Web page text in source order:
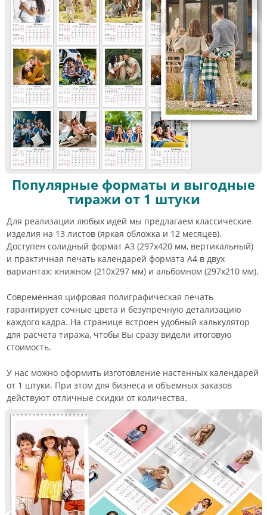
Популярные форматы и выгодные
тиражи от 1 штуки
Для реализации любых идей мы предлагаем классические
изделия на 13 листов (яркая обложка и 12 месяцев).
Доступен солидный формат А3 (297х420 мм, вертикальный)
и практичная печать календарей формата А4 в двух
вариантах: книжном (210х297 мм) и альбомном (297х210 мм).
Современная цифровая полиграфическая печать
гарантирует сочные цвета и безупречную детализацию
каждого кадра. На странице встроен удобный калькулятор
для расчета тиража, чтобы Вы сразу видели итоговую
стоимость.
У нас можно оформить изготовление настенных календарей
от 1 штуки. При этом для бизнеса и объемных заказов
действуют отличные скидки от количества.